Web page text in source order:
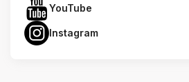
YouTube
Instagram